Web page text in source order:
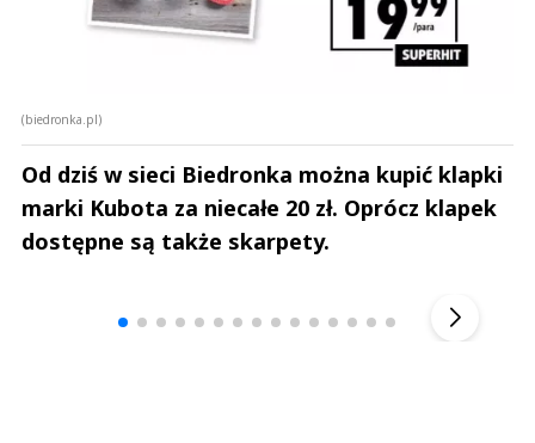
(biedronka.pl)
Od dziś w sieci Biedronka można kupić klapki
marki Kubota za niecałe 20 zł. Oprócz klapek
dostępne są także skarpety.